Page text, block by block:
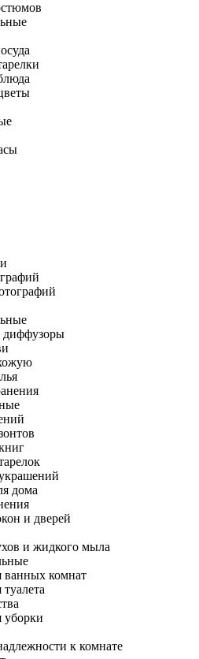
диффузоры
дома
и дверей
и жидкого мыла
ванных комнат
уборки
к комнате